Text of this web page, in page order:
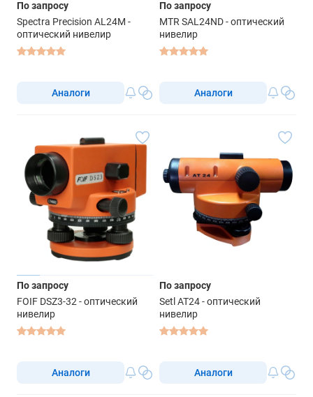
По запросу
Spectra Precision AL24M -
оптический нивелир
Аналоги
По запросу
MTR SAL24ND - оптический
нивелир
Аналоги
По запросу
FOIF DSZ3-32 - оптический
нивелир
Аналоги
По запросу
Setl AT24 - оптический
нивелир
Аналоги